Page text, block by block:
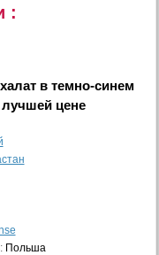
:
в темно-синем
цене
Польша